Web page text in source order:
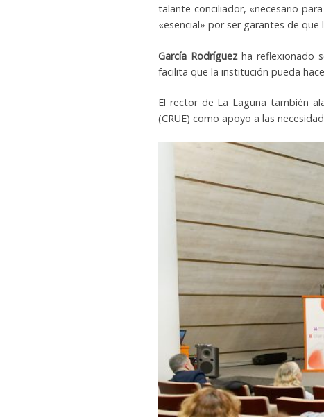
talante conciliador, «necesario
«esencial» por ser garantes de
García Rodríguezha reflexionado
facilita que la institución pueda
El rector de La Laguna también
(CRUE) como apoyo a las